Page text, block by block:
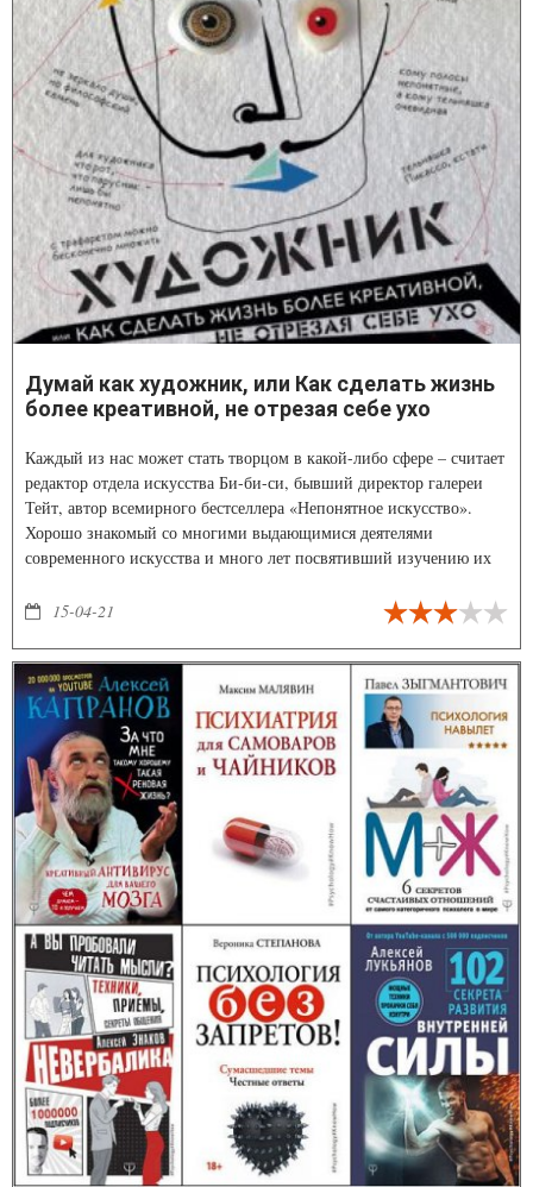
Думай как художник, или Как сделать жизнь
более креативной, не отрезая себе ухо
Каждый из нас может стать творцом в какой-либо сфере – считает
редактор отдела искусства Би-би-си, бывший директор галереи
Тейт, автор всемирного бестселлера «Непонятное искусство».
Хорошо знакомый со многими выдающимися деятелями
современного искусства и много лет посвятивший изучению их
подходами, практиками и приемами, с помощью которых
новых идей и превращают его в эффективный инструмент.
15-04-21